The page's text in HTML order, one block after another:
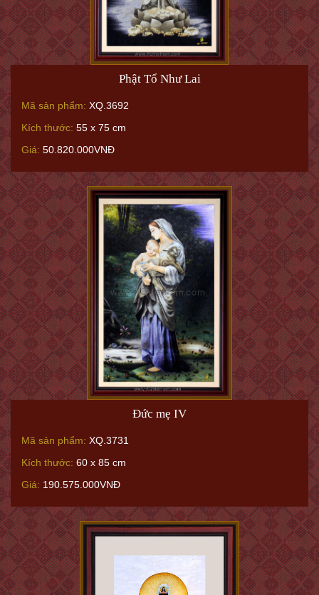
Phật Tổ Như Lai
Mã sản phẩm: XQ.3692
Kích thước: 55 x 75 cm
Giá: 50.820.000VNĐ
Đức mẹ IV
Mã sản phẩm: XQ.3731
Kích thước: 60 x 85 cm
Giá: 190.575.000VNĐ